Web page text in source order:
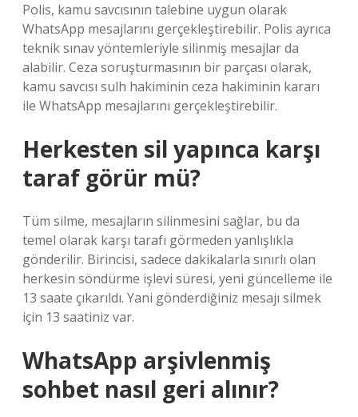
Polis, kamu savcısının talebine uygun olarak
WhatsApp mesajlarını gerçekleştirebilir. Polis ayrıca
teknik sınav yöntemleriyle silinmiş mesajlar da
alabilir. Ceza soruşturmasının bir parçası olarak,
kamu savcısı sulh hakiminin ceza hakiminin kararı
ile WhatsApp mesajlarını gerçekleştirebilir.
Herkesten sil yapınca karşı
taraf görür mü?
Tüm silme, mesajların silinmesini sağlar, bu da
temel olarak karşı tarafı görmeden yanlışlıkla
gönderilir. Birincisi, sadece dakikalarla sınırlı olan
herkesin söndürme işlevi süresi, yeni güncelleme ile
13 saate çıkarıldı. Yani gönderdiğiniz mesajı silmek
için 13 saatiniz var.
WhatsApp arşivlenmiş
sohbet nasıl geri alınır?